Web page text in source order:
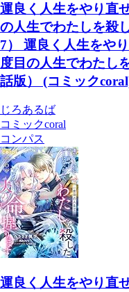
運良く人生をやり直
の人生でわたしを殺
7） 運良く人生をや
度目の人生でわたし
話版） (コミック
じろあるば
コミックcoral
コンパス
運良く人生をやり直